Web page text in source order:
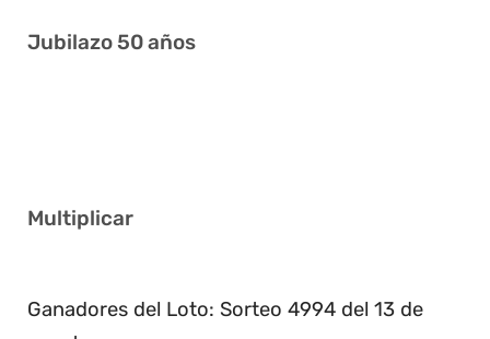
Jubilazo 50 años
Multiplicar
Ganadores del Loto: Sorteo 4994 del 13 de